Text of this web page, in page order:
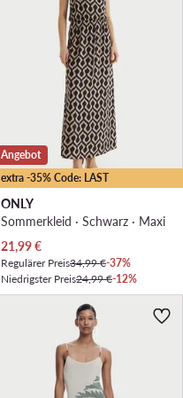
extra -35% Code: LAST
Angebot
ONLY
Sommerkleid · Schwarz · Maxi
Aktueller Preis
21,99€
Regulärer Preis34,99 €-37%
Niedrigster Preis24,99 €-12%